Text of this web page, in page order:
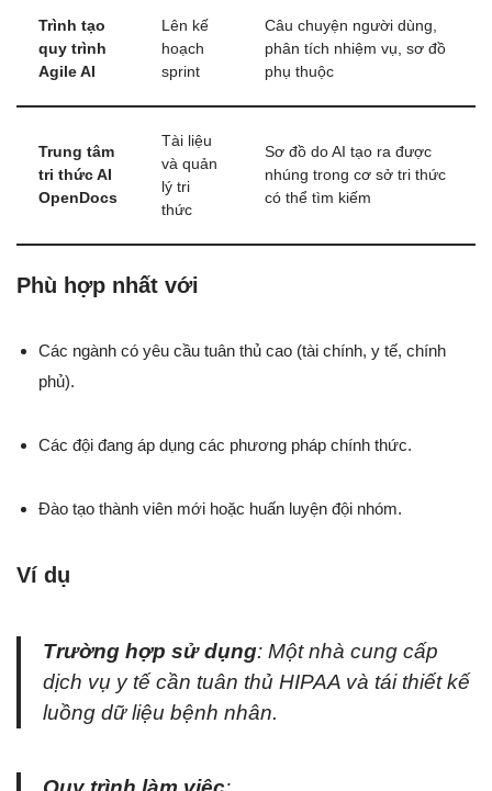
Trình tạo
quy trình
Agile AI
Lên kế
hoạch
sprint
Câu chuyện người dùng,
phân tích nhiệm vụ, sơ đồ
phụ thuộc
Trung tâm
tri thức AI
OpenDocs
Tài liệu
và quản
lý tri
thức
Sơ đồ do AI tạo ra được
nhúng trong cơ sở tri thức
có thể tìm kiếm
Phù hợp nhất với
Các ngành có yêu cầu tuân thủ cao (tài chính, y tế, chính
phủ).
Các đội đang áp dụng các phương pháp chính thức.
Đào tạo thành viên mới hoặc huấn luyện đội nhóm.
Ví dụ
Trường hợp sử dụng: Một nhà cung cấp
dịch vụ y tế cần tuân thủ HIPAA và tái thiết kế
luồng dữ liệu bệnh nhân.